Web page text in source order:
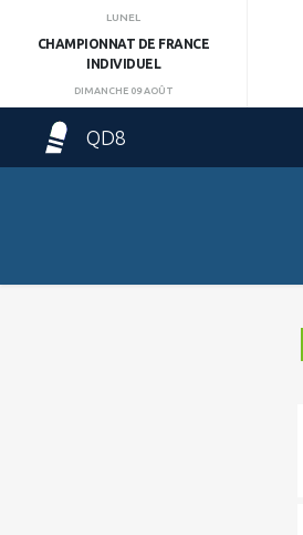
LUNEL
CHAMPIONNAT DE FRANCE
INDIVIDUEL
DIMANCHE 09 AOÛT
QD8